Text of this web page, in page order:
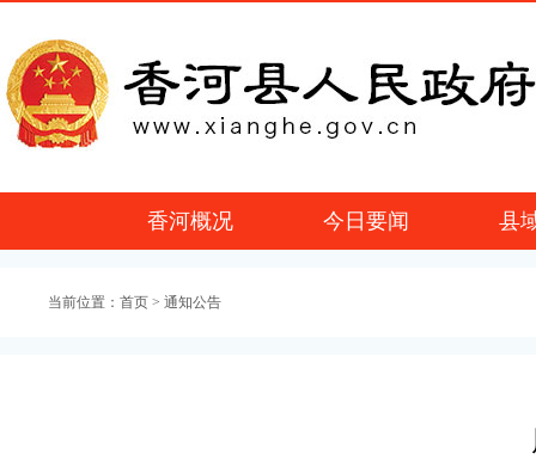
香河概况 今日要闻 县
当前位置： 首页 > 通知公告